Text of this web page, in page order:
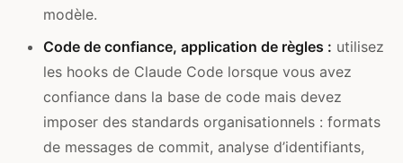
modèle.
Code de confiance, application de règles : utilisez
les hooks de Claude Code lorsque vous avez
confiance dans la base de code mais devez
imposer des standards organisationnels : formats
de messages de commit, analyse d’identifiants,